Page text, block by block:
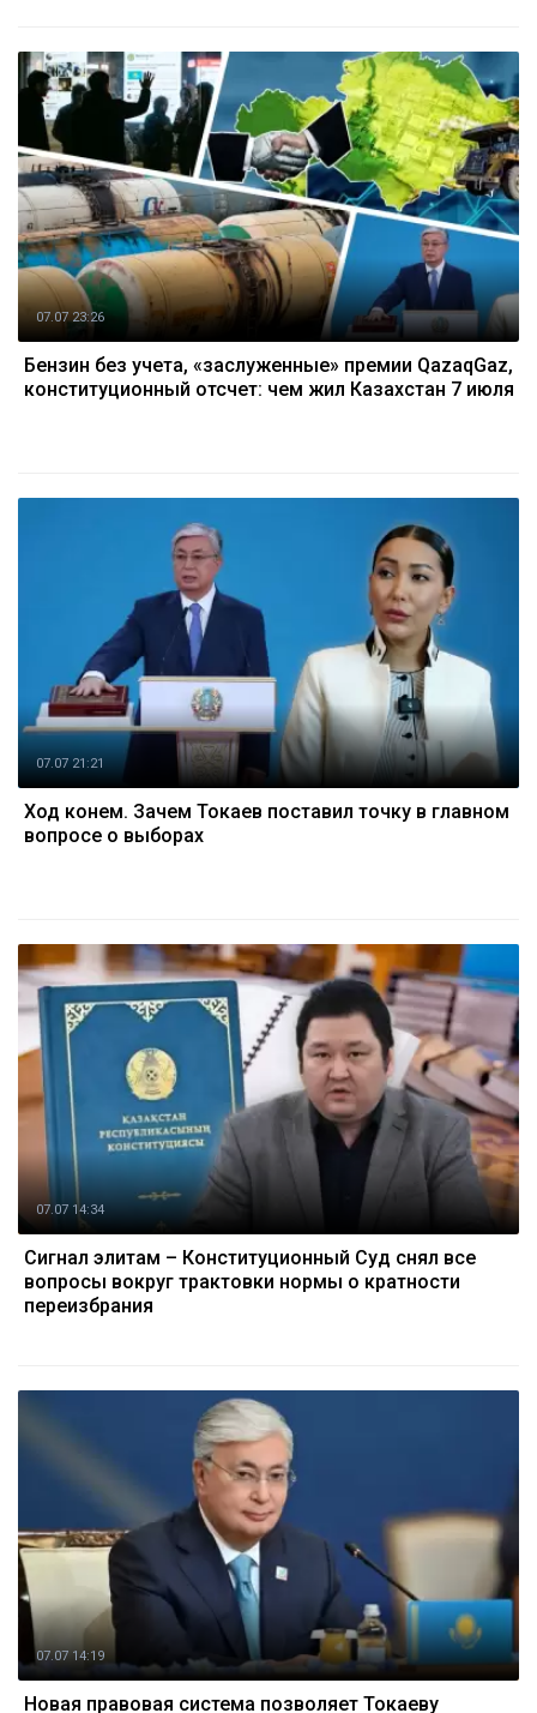
07.07 23:26
Бензин без учета, «заслуженные» премии QazaqGaz,
конституционный отсчет: чем жил Казахстан 7 июля
07.07 21:21
Ход конем. Зачем Токаев поставил точку в главном
вопросе о выборах
07.07 14:34
Сигнал элитам – Конституционный Суд снял все
вопросы вокруг трактовки нормы о кратности
переизбрания
07.07 14:19
Новая правовая система позволяет Токаеву